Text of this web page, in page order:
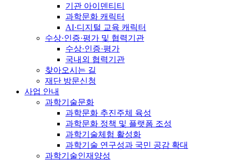
기관 아이덴티티
과학문화 캐릭터
AI·디지털 교육 캐릭터
수상·인증·평가 및 협력기관
수상·인증·평가
국내외 협력기관
찾아오시는 길
재단 방문신청
사업 안내
과학기술문화
과학문화 추진주체 육성
과학문화 정책 및 플랫폼 조성
과학기술체험 활성화
과학기술 연구성과 국민 공감 확대
과학기술인재양성